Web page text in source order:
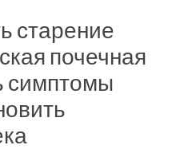
старение
почечная
симптомы